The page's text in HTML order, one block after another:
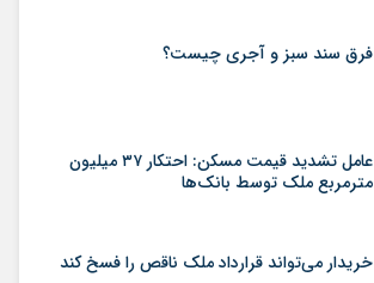
فرق سند سبز و آجری چیست؟
عامل تشدید قیمت مسکن: احتکار ۳۷ میلیون
مترمربع ملک توسط بانک‌ها
خریدار می‌تواند قرارداد ملک ناقص را فسخ کند